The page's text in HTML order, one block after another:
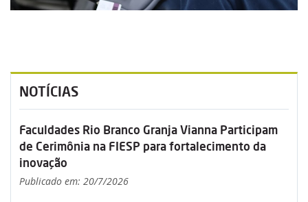
NOTÍCIAS
Faculdades Rio Branco Granja Vianna Participam
de Cerimônia na FIESP para fortalecimento da
inovação
Publicado em: 20/7/2026